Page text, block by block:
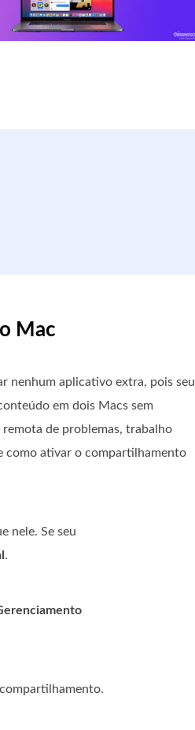
Mac
nenhum aplicativo extra, pois seu
em dois Macs sem
de problemas, trabalho
como ativar o compartilhamento
nele. Se seu
.